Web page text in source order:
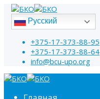
Русский
+375-17-373-88-95
+375-17-373-88-64
info@bcu-upo.org